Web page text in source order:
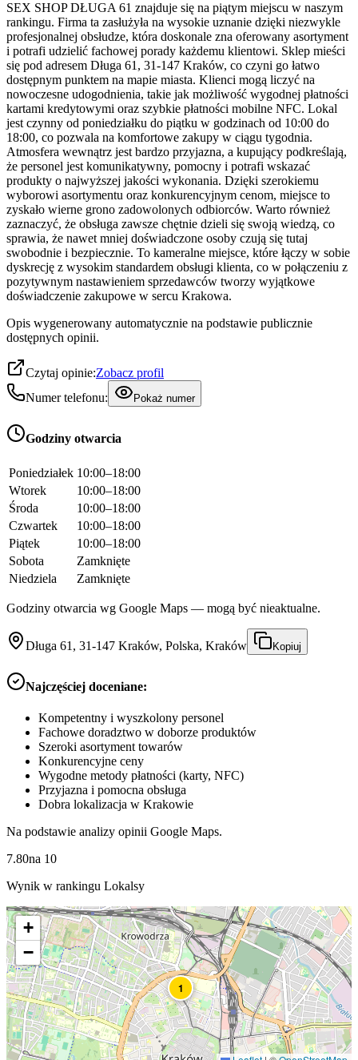
SEX SHOP DŁUGA 61 znajduje się na piątym miejscu w naszym
rankingu. Firma ta zasłużyła na wysokie uznanie dzięki niezwykle
profesjonalnej obsłudze, która doskonale zna oferowany asortyment
i potrafi udzielić fachowej porady każdemu klientowi. Sklep mieści
się pod adresem Długa 61, 31-147 Kraków, co czyni go łatwo
dostępnym punktem na mapie miasta. Klienci mogą liczyć na
nowoczesne udogodnienia, takie jak możliwość wygodnej płatności
kartami kredytowymi oraz szybkie płatności mobilne NFC. Lokal
jest czynny od poniedziałku do piątku w godzinach od 10:00 do
18:00, co pozwala na komfortowe zakupy w ciągu tygodnia.
Atmosfera wewnątrz jest bardzo przyjazna, a kupujący podkreślają,
że personel jest komunikatywny, pomocny i potrafi wskazać
produkty o najwyższej jakości wykonania. Dzięki szerokiemu
wyborowi asortymentu oraz konkurencyjnym cenom, miejsce to
zyskało wierne grono zadowolonych odbiorców. Warto również
zaznaczyć, że obsługa zawsze chętnie dzieli się swoją wiedzą, co
sprawia, że nawet mniej doświadczone osoby czują się tutaj
swobodnie i bezpiecznie. To kameralne miejsce, które łączy w sobie
dyskrecję z wysokim standardem obsługi klienta, co w połączeniu z
pozytywnym nastawieniem sprzedawców tworzy wyjątkowe
doświadczenie zakupowe w sercu Krakowa.
Opis wygenerowany automatycznie na podstawie publicznie
dostępnych opinii.
Czytaj opinie:Zobacz profil
Numer telefonu:
Pokaż numer
Godziny otwarcia
Poniedziałek 10:00–18:00
Wtorek
10:00–18:00
Środa
10:00–18:00
Czwartek
10:00–18:00
Piątek
10:00–18:00
Sobota
Zamknięte
Niedziela
Zamknięte
Godziny otwarcia wg Google Maps — mogą być nieaktualne.
Długa 61, 31-147 Kraków, Polska, Kraków Kopiuj
Najczęściej doceniane:
Kompetentny i wyszkolony personel
Fachowe doradztwo w doborze produktów
Szeroki asortyment towarów
Konkurencyjne ceny
Wygodne metody płatności (karty, NFC)
Przyjazna i pomocna obsługa
Dobra lokalizacja w Krakowie
Na podstawie analizy opinii Google Maps.
7.80na 10
Wynik w rankingu Lokalsy
1
+
−